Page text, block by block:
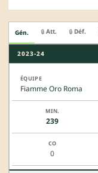
Gén. 🔒 Att. 🔒 Déf.
2023-24
Fiamme Oro Roma
239
0